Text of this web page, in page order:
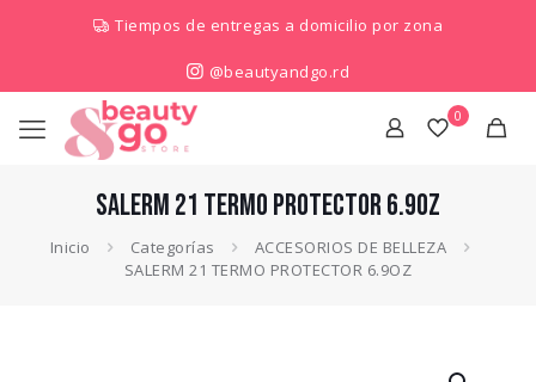
Tiempos de entregas a domicilio por zona
@beautyandgo.rd
0
SALERM 21 TERMO PROTECTOR 6.9OZ
Inicio Categorías
ACCESORIOS DE BELLEZA
SALERM 21 TERMO PROTECTOR 6.9OZ